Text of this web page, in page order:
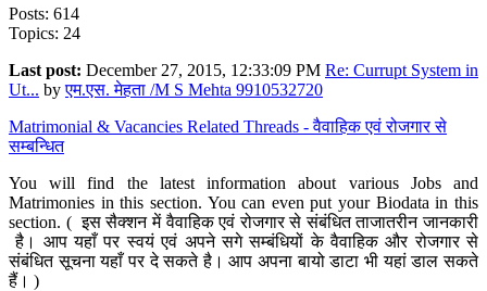
Posts: 614
Topics: 24
Last post: December 27, 2015, 12:33:09 PM Re: Currupt System in
Ut... byएम.एस. मेहता /M S Mehta 9910532720
Matrimonial & Vacancies Related Threads - वैवाहिक एवं रोजगार से
सम्बन्धित
You will find the latest information about various Jobs and
Matrimonies in this section. You can even put your Biodata in this
section. ( इस सैक्शन में वैवाहिक एवं रोजगार से संबंधित ताजातरीन जानकारी
है। आप यहाँ पर स्वयं एवं अपने सगे सम्बंधियों के वैवाहिक और रोजगार से
संबंधित सूचना यहाँ पर दे सकते है। आप अपना बायो डाटा भी यहां डाल सकते
हैं। )